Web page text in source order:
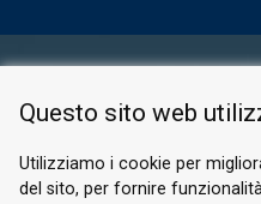
Questo sito web
Utilizziamo i cookie per
del sito, per fornire